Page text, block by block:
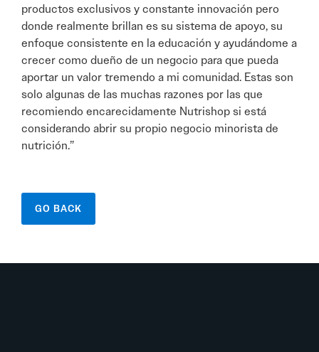
productos exclusivos y constante innovación pero
donde realmente brillan es su sistema de apoyo, su
enfoque consistente en la educación y ayudándome a
crecer como dueño de un negocio para que pueda
aportar un valor tremendo a mi comunidad. Estas son
solo algunas de las muchas razones por las que
recomiendo encarecidamente Nutrishop si está
considerando abrir su propio negocio minorista de
nutrición.”
GO BACK